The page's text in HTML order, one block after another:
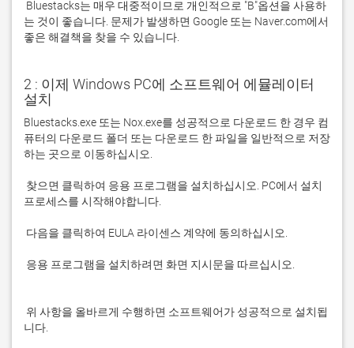
는 것이 좋습니다. 문제가 발생하면 Google 또는 Naver.com에서
좋은 해결책을 찾을 수 있습니다.
2 : 이제 Windows PC에 소프트웨어 에뮬레이터
설치
Bluestacks.exe 또는 Nox.exe를 성공적으로 다운로드 한 경우 컴
퓨터의 다운로드 폴더 또는 다운로드 한 파일을 일반적으로 저장
니다.